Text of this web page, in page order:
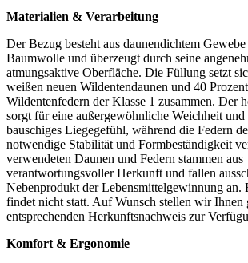
Materialien & Verarbeitung
Der Bezug besteht aus daunendichtem
Baumwolle und überzeugt durch seine
atmungsaktive Oberfläche. Die Füllung setzt
weißen neuen Wildentendaunen und 40
Wildentenfedern der Klasse 1 zusammen. Der
sorgt für eine außergewöhnliche Weichheit und
bauschiges Liegegefühl, während die Federn
notwendige Stabilität und Formbeständigkeit
verwendeten Daunen und Federn stammen aus
verantwortungsvoller Herkunft und fallen
Nebenprodukt der Lebensmittelgewinnung an.
findet nicht statt. Auf Wunsch stellen wir Ihnen
entsprechenden Herkunftsnachweis zur
Komfort & Ergonomie